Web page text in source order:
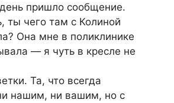
пришло сообщение.
ты чего там с Колиной
Она мне в поликлинике
— я чуть в кресле не
Та, что всегда
нашим, ни вашим, но с